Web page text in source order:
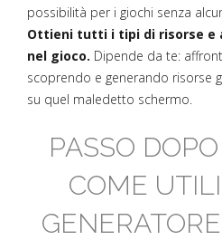
possibilità per i giochi senza
Ottieni tutti i tipi di risorse e
nel gioco. Dipende da te:
scoprendo e generando risorse
su quel maledetto schermo.
PASSO
COME